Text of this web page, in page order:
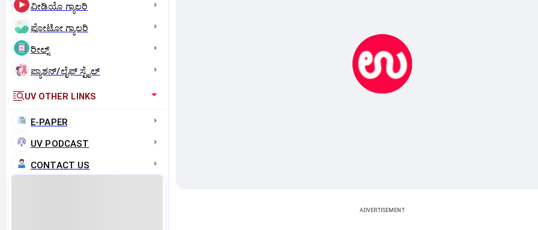
ವೀಡಿಯೊ ಗ್ಯಾಲರಿ
ಫೋಟೋ ಗ್ಯಾಲರಿ
ರೀಲ್ಸ್
ಫ್ಯಾಶನ್/ಲೈಫ್‌ ಸ್ಟೈಲ್
UV OTHER LINKS
E-PAPER
UV PODCAST
CONTACT US
ADVERTISEMENT